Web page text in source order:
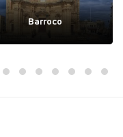
Barroco